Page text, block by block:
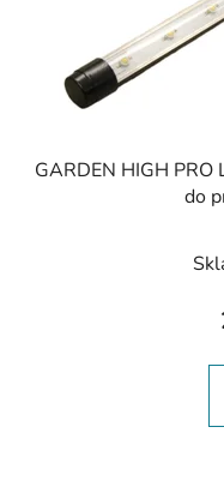
GARDEN HIGH
do